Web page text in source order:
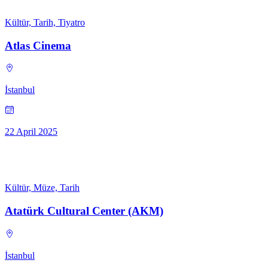
Kültür, Tarih, Tiyatro
Atlas Cinema
İstanbul
22 April 2025
Kültür, Müze, Tarih
Atatürk Cultural Center (AKM)
İstanbul